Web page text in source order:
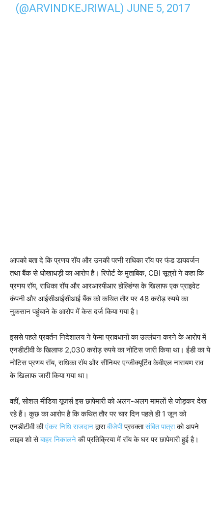
(@ARVINDKEJRIWAL) JUNE 5, 2017
आपको बता दे कि प्रणय रॉय और उनकी पत्नी राधिका रॉय पर फंड डायवर्जन
तथा बैंक से धोखाधड़ी का आरोप है। रिपोर्ट के मुताबिक, CBI सूत्रों ने कहा कि
प्रणय रॉय, राधिका रॉय और आरआरपीआर होल्डिंग्स के खिलाफ एक प्राइवेट
कंपनी और आईसीआईसीआई बैंक को कथित तौर पर 48 करोड़ रुपये का
नुकसान पहुंचाने के आरोप में केस दर्ज किया गया है।
इससे पहले प्रवर्तन निदेशालय ने फेमा प्रावधानों का उल्लंघन करने के आरोप में
एनडीटीवी के खिलाफ 2,030 करोड़ रुपये का नोटिस जारी किया था। ईडी का ये
नोटिस प्रणय रॉय, राधिका रॉय और सीनियर एग्जीक्यूटिंव केवीएल नारायण राव
के खिलाफ जारी किया गया था।
वहीं, सोशल मीडिया यूजर्स इस छापेमारी को अलग-अलग मामलों से जोड़कर देख
रहे हैं। कुछ का आरोप है कि कथित तौर पर चार दिन पहले ही 1 जून को
एनडीटीवी कीएंकर निधि राजदानद्वाराबीजेपीप्रवक्तासंबित पात्राको अपने
लाइव शो सेबाहर निकालनेकी प्रतिक्रिया में रॉय के घर पर छापेमारी हुई है।